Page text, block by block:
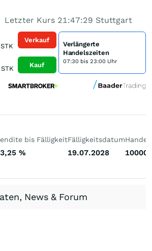
Letzter Kurs 21:47:29 Stuttgart
STK
Verkauf
Kauf
Verlängerte
Handelszeiten
07:30 bis 23:00 Uhr
bis Fälligkeit
%
Fälligkeitsdatum
19.07.2028 100000
News & Forum